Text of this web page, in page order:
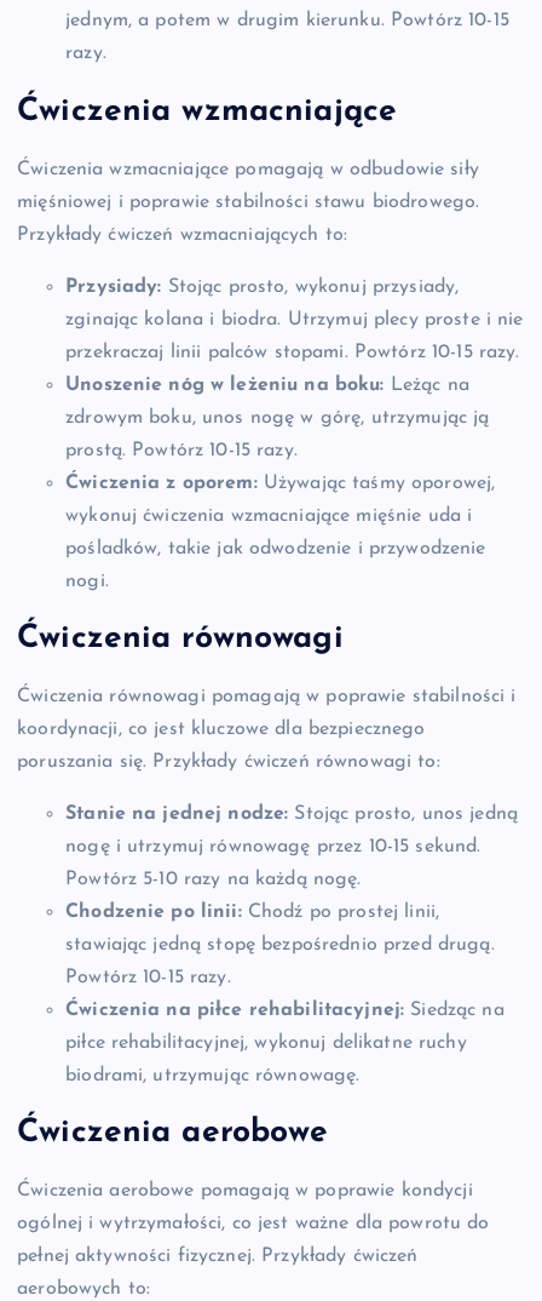
jednym, a potem w drugim kierunku. Powtórz 10-15
razy.
Ćwiczenia wzmacniające
Ćwiczenia wzmacniające pomagają w odbudowie siły
mięśniowej i poprawie stabilności stawu biodrowego.
Przykłady ćwiczeń wzmacniających to:
Przysiady: Stojąc prosto, wykonuj przysiady,
zginając kolana i biodra. Utrzymuj plecy proste i nie
przekraczaj linii palców stopami. Powtórz 10-15 razy.
Unoszenie nóg w leżeniu na boku: Leżąc na
zdrowym boku, unos nogę w górę, utrzymując ją
prostą. Powtórz 10-15 razy.
Ćwiczenia z oporem:Używając taśmy oporowej,
wykonuj ćwiczenia wzmacniające mięśnie uda i
pośladków, takie jak odwodzenie i przywodzenie
nogi.
Ćwiczenia równowagi
Ćwiczenia równowagi pomagają w poprawie stabilności i
koordynacji, co jest kluczowe dla bezpiecznego
poruszania się. Przykłady ćwiczeń równowagi to:
Stanie na jednej nodze: Stojąc prosto, unos jedną
nogę i utrzymuj równowagę przez 10-15 sekund.
Powtórz 5-10 razy na każdą nogę.
Chodzenie po linii:Chodź po prostej linii,
stawiając jedną stopę bezpośrednio przed drugą.
Powtórz 10-15 razy.
Ćwiczenia na piłce rehabilitacyjnej: Siedząc na
piłce rehabilitacyjnej, wykonuj delikatne ruchy
biodrami, utrzymując równowagę.
Ćwiczenia aerobowe
Ćwiczenia aerobowe pomagają w poprawie kondycji
ogólnej i wytrzymałości, co jest ważne dla powrotu do
pełnej aktywności fizycznej. Przykłady ćwiczeń
aerobowych to: